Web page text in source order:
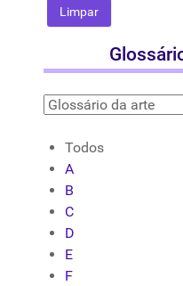
Todos
A
B
C
D
E
F